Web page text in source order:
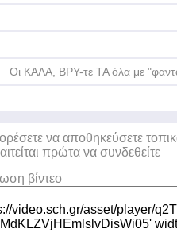
Οι ΚΑΛΑ, ΒΡΥ-τε ΤΑ όλα με
να αποθηκεύσετε
πρώτα να συνδεθείτε
βίντεο